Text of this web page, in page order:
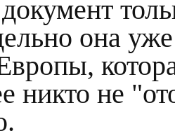
она
никто не